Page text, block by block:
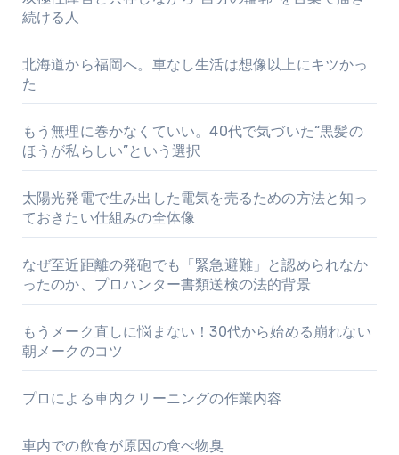
続ける人
北海道から福岡へ。車なし生活は想像以上にキツかっ
た
もう無理に巻かなくていい。40代で気づいた“黒髪の
ほうが私らしい”という選択
太陽光発電で生み出した電気を売るための方法と知っ
ておきたい仕組みの全体像
なぜ至近距離の発砲でも「緊急避難」と認められなか
ったのか、プロハンター書類送検の法的背景
もうメーク直しに悩まない！30代から始める崩れない
朝メークのコツ
プロによる車内クリーニングの作業内容
車内での飲食が原因の食べ物臭